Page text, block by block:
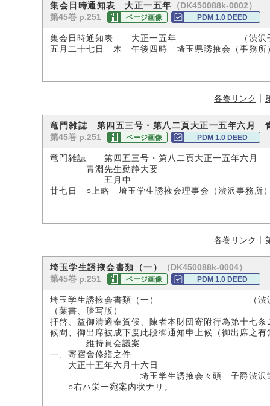
集会日時通知表 大正一五年
（DK450088k-0002）
第45巻 p.251
ページ画像 PDM 1.0 DEED
集会日時通知表 大正一五年 （渋沢子
五月二十七日 木 午後四時 埼玉県誘掖会（事務所
各巻リンク
竜門雑誌 第四五三号・第八二頁大正一五年六月
第45巻 p.251 ページ画像 PDM 1.0 DEED
竜門雑誌 第四五三号・第八二頁大正一五年六月
青淵先生動静大要
五月中
廿七日 ○上略 埼玉学生誘掖会理事会（渋沢事務所
各巻リンク
埼玉学生誘掖会書類（一）
（DK450088k-0004）
第45巻 p.251
ページ画像 PDM 1.0 DEED
埼玉学生誘掖会書類（一） （渋沢子
（葉書、謄写版）
拝啓、益御清適奉賀候、陳者本財団寄附行為第十七
候間、御出席被成下度此段御通知申上候（御出席之
維持員会議案
一、寄宿舎修繕之件
大正十五年六月十六日
埼玉学生誘掖会々頭 子爵渋沢
○右ハ栄一宛案内状ナリ。